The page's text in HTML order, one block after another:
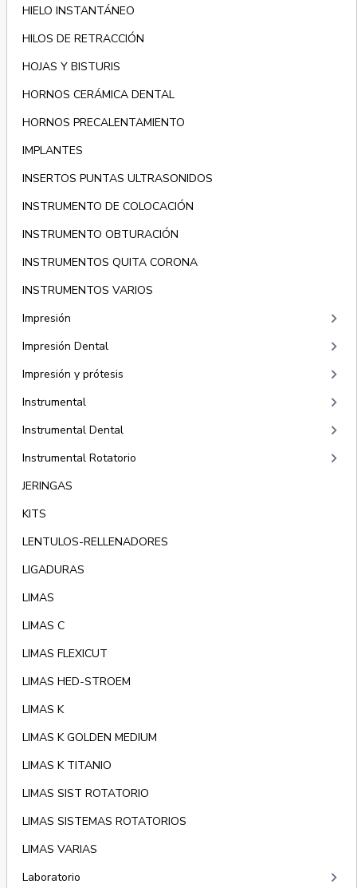
HIELO INSTANTÁNEO
HILOS DE RETRACCIÓN
HOJAS Y BISTURIS
HORNOS CERÁMICA DENTAL
HORNOS PRECALENTAMIENTO
IMPLANTES
INSERTOS PUNTAS ULTRASONIDOS
INSTRUMENTO DE COLOCACIÓN
INSTRUMENTO OBTURACIÓN
INSTRUMENTOS QUITA CORONA
INSTRUMENTOS VARIOS
Impresión
keyboard_arrow_right
Impresión Dental keyboard_arrow_right
Impresión y prótesis keyboard_arrow_right
Instrumental keyboard_arrow_right
Instrumental Dental keyboard_arrow_right
Instrumental Rotatorio keyboard_arrow_right
JERINGAS
KITS
LENTULOS-RELLENADORES
LIGADURAS
LIMAS
LIMAS C
LIMAS FLEXICUT
LIMAS HED-STROEM
LIMAS K
LIMAS K GOLDEN MEDIUM
LIMAS K TITANIO
LIMAS SIST ROTATORIO
LIMAS SISTEMAS ROTATORIOS
LIMAS VARIAS
Laboratorio
keyboard_arrow_right